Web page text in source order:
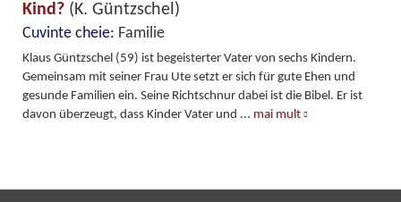
Kind? (K. Güntzschel)
Cuvinte cheie: Familie
Klaus Güntzschel (59) ist begeisterter Vater von sechs Kindern.
Gemeinsam mit seiner Frau Ute setzt er sich für gute Ehen und
gesunde Familien ein. Seine Richtschnur dabei ist die Bibel. Er ist
davon überzeugt, dass Kinder Vater und ... mai mult